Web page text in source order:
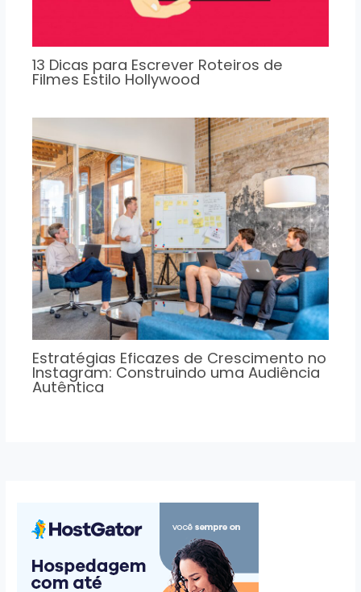
13 Dicas para Escrever Roteiros de
Filmes Estilo Hollywood
Estratégias Eficazes de Crescimento no
Instagram: Construindo uma Audiência
Autêntica